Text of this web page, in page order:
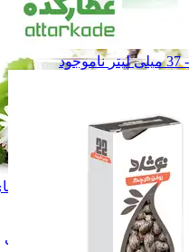
گیاهی
دمنوش و
گلاب
گیاهی
های گیاهی
شربت های گیاهی
ناموجود